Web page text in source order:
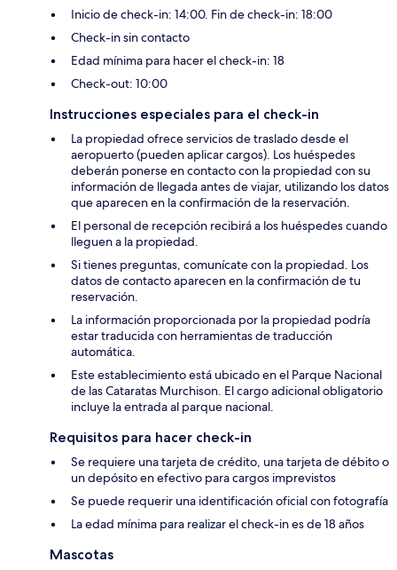
Inicio de check-in: 14:00. Fin de check-in: 18:00
Check-in sin contacto
Edad mínima para hacer el check-in: 18
Check-out: 10:00
Instrucciones especiales para el check-in
La propiedad ofrece servicios de traslado desde el
aeropuerto (pueden aplicar cargos). Los huéspedes
deberán ponerse en contacto con la propiedad con su
información de llegada antes de viajar, utilizando los datos
que aparecen en la confirmación de la reservación.
El personal de recepción recibirá a los huéspedes cuando
lleguen a la propiedad.
Si tienes preguntas, comunícate con la propiedad. Los
datos de contacto aparecen en la confirmación de tu
reservación.
La información proporcionada por la propiedad podría
estar traducida con herramientas de traducción
automática.
Este establecimiento está ubicado en el Parque Nacional
de las Cataratas Murchison. El cargo adicional obligatorio
incluye la entrada al parque nacional.
Requisitos para hacer check-in
Se requiere una tarjeta de crédito, una tarjeta de débito o
un depósito en efectivo para cargos imprevistos
Se puede requerir una identificación oficial con fotografía
La edad mínima para realizar el check-in es de 18 años
Mascotas